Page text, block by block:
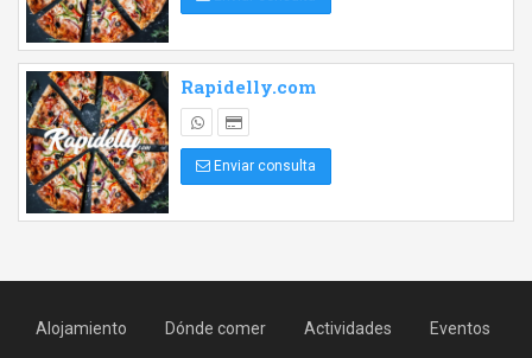
Rapidelly.com
Enviar consulta
Alojamiento Dónde comer Actividades Eventos